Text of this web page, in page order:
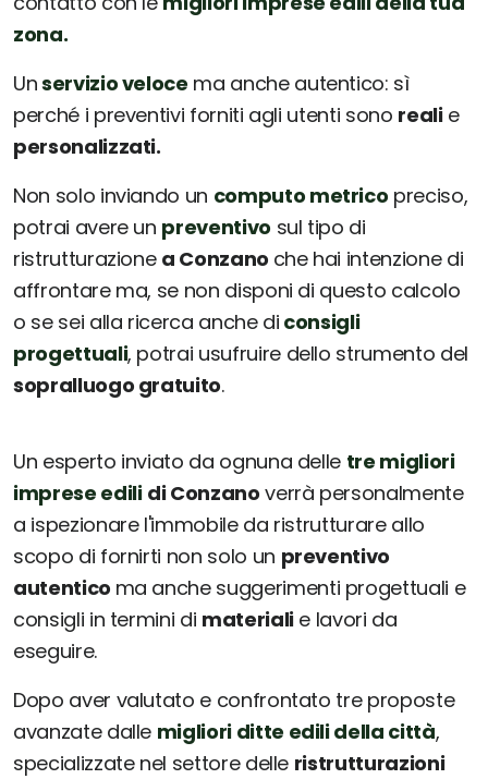
zona.
Unservizio veloce ma anche autentico: sì
perché i preventivi forniti agli utenti sono realie
personalizzati.
Non solo inviando un computo metrico preciso,
potrai avere un preventivo sul tipo di
ristrutturazione a Conzano che hai intenzione di
affrontare ma, se non disponi di questo calcolo
o se sei alla ricerca anche di consigli
progettuali, potrai usufruire dello strumento del
sopralluogo gratuito.
Un esperto inviato da ognuna delle tre migliori
imprese edili di Conzano verrà personalmente
a ispezionare l'immobile da ristrutturare allo
scopo di fornirti non solo un preventivo
autentico ma anche suggerimenti progettuali e
consigli in termini di materialie lavori da
eseguire.
Dopo aver valutato e confrontato tre proposte
avanzate dalle migliori ditte edili della città,
specializzate nel settore delle ristrutturazioni